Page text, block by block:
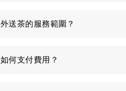
指定的地點服務，所以價格會高一
外送茶的服務範圍？
如何支付費用？